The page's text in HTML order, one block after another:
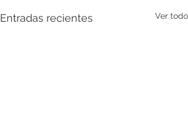
Entradas recientes Ver todo